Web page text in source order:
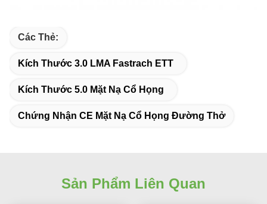
Các Thẻ:
Kích Thước 3.0 LMA Fastrach ETT
Kích Thước 5.0 Mặt Nạ Cổ Họng
Chứng Nhận CE Mặt Nạ Cổ Họng Đường Thở
Sản Phẩm Liên Quan